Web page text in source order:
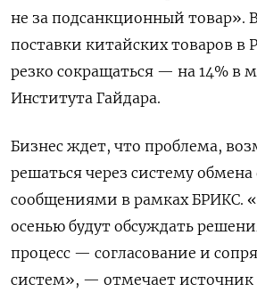
не за подсанкционный товар».
поставки китайских товаров в
резко сокращаться — на 14% в
Института Гайдара.
Бизнес ждет, что проблема,
решаться через систему
сообщениями в рамках БРИКС.
осенью будут обсуждать
процесс — согласование и
систем», — отмечает источник